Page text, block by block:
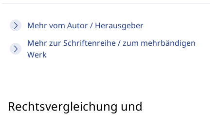
Mehr vom Autor / Herausgeber
Mehr zur Schriftenreihe / zum mehrbändigen
Werk
Rechtsvergleichung und